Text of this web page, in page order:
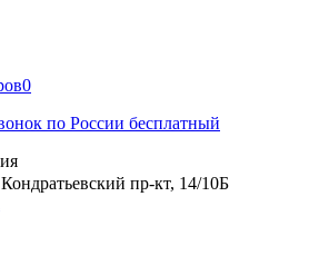
0
по России бесплатный
пр-кт, 14/10Б